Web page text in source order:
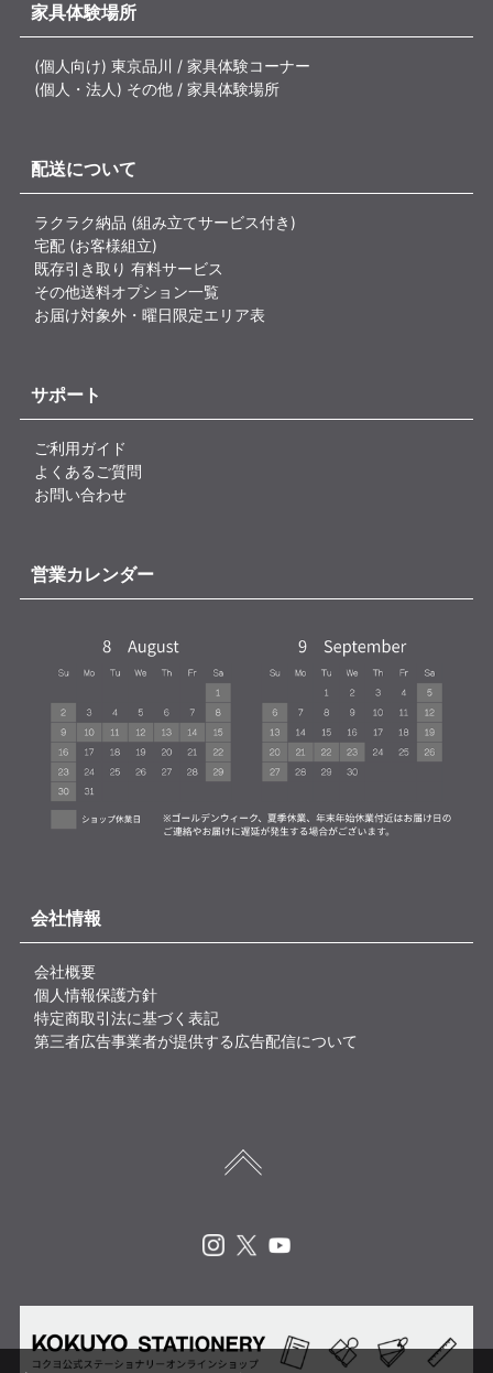
家具体験場所
(個人向け) 東京品川 / 家具体験コーナー
(個人・法人) その他 / 家具体験場所
配送について
ラクラク納品 (組み立てサービス付き)
宅配 (お客様組立)
既存引き取り 有料サービス
その他送料オプション一覧
お届け対象外・曜日限定エリア表
サポート
ご利用ガイド
よくあるご質問
お問い合わせ
営業カレンダー
会社情報
会社概要
個人情報保護方針
特定商取引法に基づく表記
第三者広告事業者が提供する広告配信について